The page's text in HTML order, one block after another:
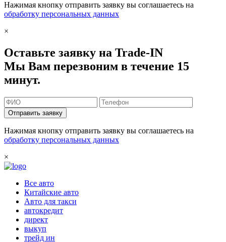
Нажимая кнопку отправить заявку вы соглашаетесь на
обработку персональных данных
×
Оставьте заявку на Trade-IN
Мы Вам перезвоним в течение 15
минут.
Отправить заявку
Нажимая кнопку отправить заявку вы соглашаетесь на
обработку персональных данных
×
Все авто
Китайские авто
Авто для такси
автокредит
директ
выкуп
трейд ин